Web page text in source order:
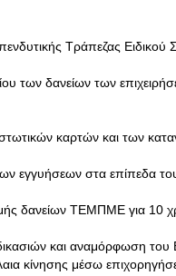
Τράπεζας Ειδικού
των δανείων των
καρτών και των
εγγυήσεων στα επίπεδα
δανείων ΤΕΜΠΜΕ για 10
και αναμόρφωση του
κίνησης μέσω